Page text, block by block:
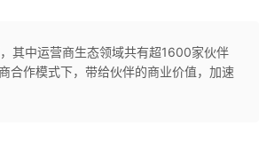
其中运营商生态领域共有超1600家伙伴
合作模式下，带给伙伴的商业价值，加速